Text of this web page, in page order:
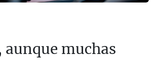
aunque muchas